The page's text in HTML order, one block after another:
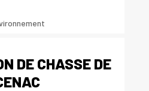
DE CHASSE DE